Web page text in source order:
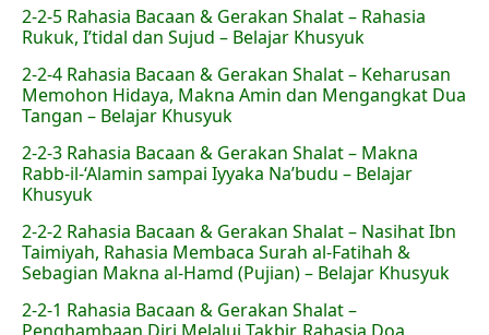
2-2-5 Rahasia Bacaan & Gerakan Shalat – Rahasia
Rukuk, I’tidal dan Sujud – Belajar Khusyuk
2-2-4 Rahasia Bacaan & Gerakan Shalat – Keharusan
Memohon Hidaya, Makna Amin dan Mengangkat Dua
Tangan – Belajar Khusyuk
2-2-3 Rahasia Bacaan & Gerakan Shalat – Makna
Rabb-il-‘Alamin sampai Iyyaka Na’budu – Belajar
Khusyuk
2-2-2 Rahasia Bacaan & Gerakan Shalat – Nasihat Ibn
Taimiyah, Rahasia Membaca Surah al-Fatihah &
Sebagian Makna al-Hamd (Pujian) – Belajar Khusyuk
2-2-1 Rahasia Bacaan & Gerakan Shalat –